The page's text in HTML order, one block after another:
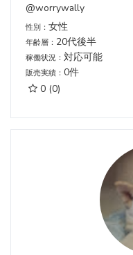
@worrywally
性別： 女性
年齢層： 20代後半
稼働状況： 対応可能
販売実績： 0件
0 (0)